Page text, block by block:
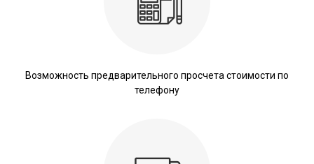
Возможность предварительного просчета стоимости по
телефону